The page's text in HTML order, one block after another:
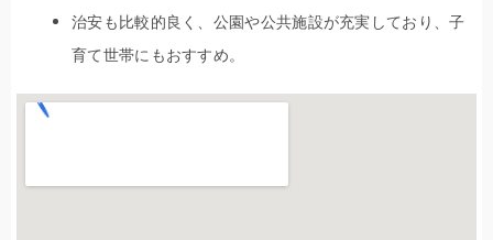
治安も比較的良く、公園や公共施設が充実しており、子
育て世帯にもおすすめ。